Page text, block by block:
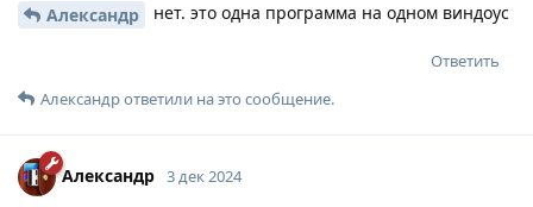
Александр нет. это одна программа на одном виндоус
Ответить
Александрответили на это сообщение.
Александр 3 дек 2024